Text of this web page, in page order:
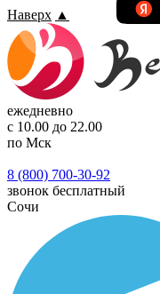
Наверх ▲
ежедневно
с 10.00 до 22.00
по Мск
8 (800) 700-30-92
звонок бесплатный
Сочи